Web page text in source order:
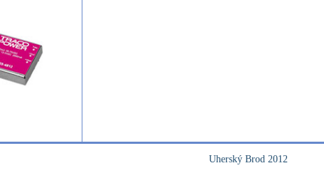
Uherský Brod 2012